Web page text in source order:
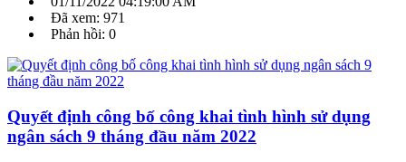
Đã xem: 971
Phản hồi: 0
Quyết định công bố công khai tình hình sử dụng
ngân sách 9 tháng đầu năm 2022